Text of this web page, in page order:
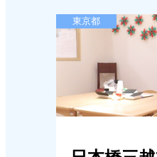
験会のお
2026年07
ミキハウ
キッズパル浜
【浜松遠
集中講座
キッズパル奈
東京都